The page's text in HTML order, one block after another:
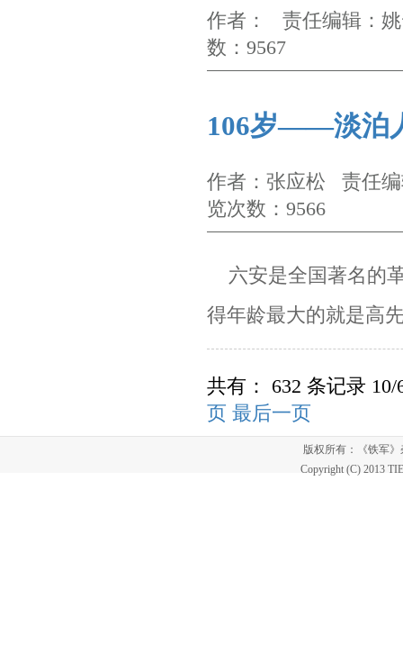
作者： 责任编辑：
数：9567
106岁——淡泊
作者：张应松 责任
览次数：9566
六安是全国著名的
得年龄最大的就是高
共有： 632 条记录
页 最后一页
版权所有：《铁军
Copyright (C) 2013